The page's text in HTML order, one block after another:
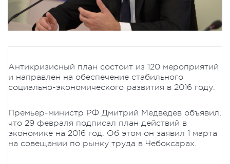
Антикризисный план состоит из 120 мероприятий
и направлен на обеспечение стабильного
социально-экономического развития в 2016 году.
Премьер-министр РФ Дмитрий Медведев объявил,
что 29 февраля подписал план действий в
экономике на 2016 год. Об этом он заявил 1 марта
на совещании по рынку труда в Чебоксарах.